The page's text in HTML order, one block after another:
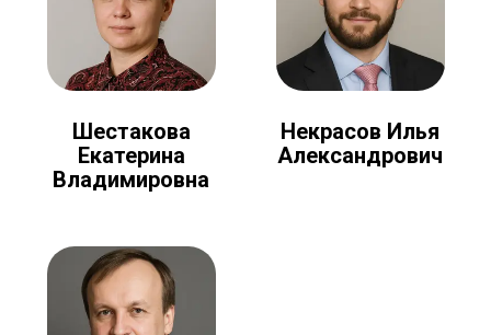
Шестакова
Екатерина
Владимировна
Некрасов Илья
Александрович